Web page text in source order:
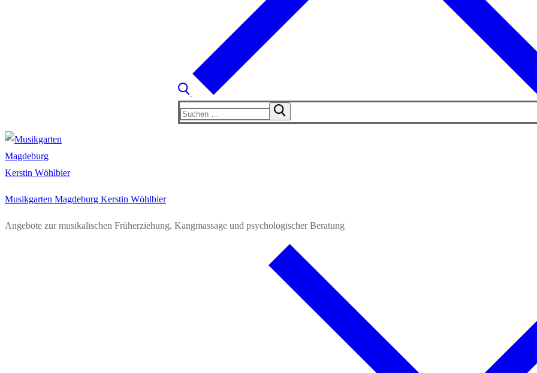
Suchen
nach:
Musikgarten Magdeburg Kerstin Wöhlbier
Angebote zur musikalischen Früherziehung, Kangmassage und psychologischer Beratung